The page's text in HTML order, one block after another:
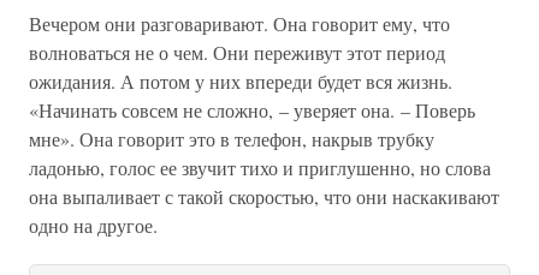
Вечером они разговаривают. Она говорит ему, что
волноваться не о чем. Они переживут этот период
ожидания. А потом у них впереди будет вся жизнь.
«Начинать совсем не сложно, – уверяет она. – Поверь
мне». Она говорит это в телефон, накрыв трубку
ладонью, голос ее звучит тихо и приглушенно, но слова
она выпаливает с такой скоростью, что они наскакивают
одно на другое.